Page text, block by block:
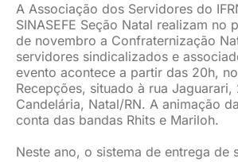
A Associação dos Servidores do
SINASEFE Seção Natal realizam no
de novembro a Confraternização
servidores sindicalizados e
evento acontece a partir das 20h,
Recepções, situado à rua Jaguarari,
Candelária, Natal/RN. A animação
conta das bandas Rhits e Mariloh.
Neste ano, o sistema de entrega de